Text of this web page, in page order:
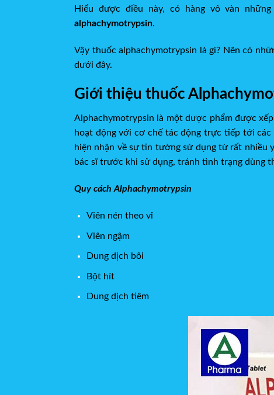
Hiểu được điều này, có hàng vô vàn
alphachymotrypsin.
Vậy thuốc alphachymotrypsin là gì? Nên có
dưới đây.
Giới thiệu thuốc
Alphachymotrypsin là một dược phẩm được
hoạt động với cơ chế tác động trực tiếp tới
hiện nhận về sự tin tưởng sử dụng từ rất nhiều
bác sĩ trước khi sử dụng, tránh tình trạng dùng
Quy cách Alphachymotrypsin
Viên nén theo vỉ
Viên ngậm
Dung dịch bôi
Bột hít
Dung dịch tiêm